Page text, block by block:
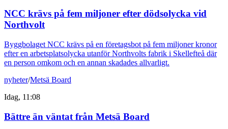
NCC krävs på fem miljoner efter dödsolycka vid
Northvolt
Byggbolaget NCC krävs på en företagsbot på fem miljoner kronor
efter en arbetsplatsolycka utanför Northvolts fabrik i Skellefteå där
en person omkom och en annan skadades allvarligt.
nyheter/Metsä Board
Idag, 11:08
Bättre än väntat från Metsä Board